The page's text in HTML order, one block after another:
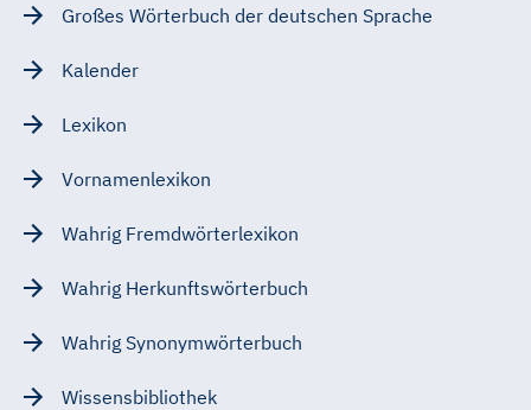
Großes Wörterbuch der deutschen Sprache
Kalender
Lexikon
Vornamenlexikon
Wahrig Fremdwörterlexikon
Wahrig Herkunftswörterbuch
Wahrig Synonymwörterbuch
Wissensbibliothek